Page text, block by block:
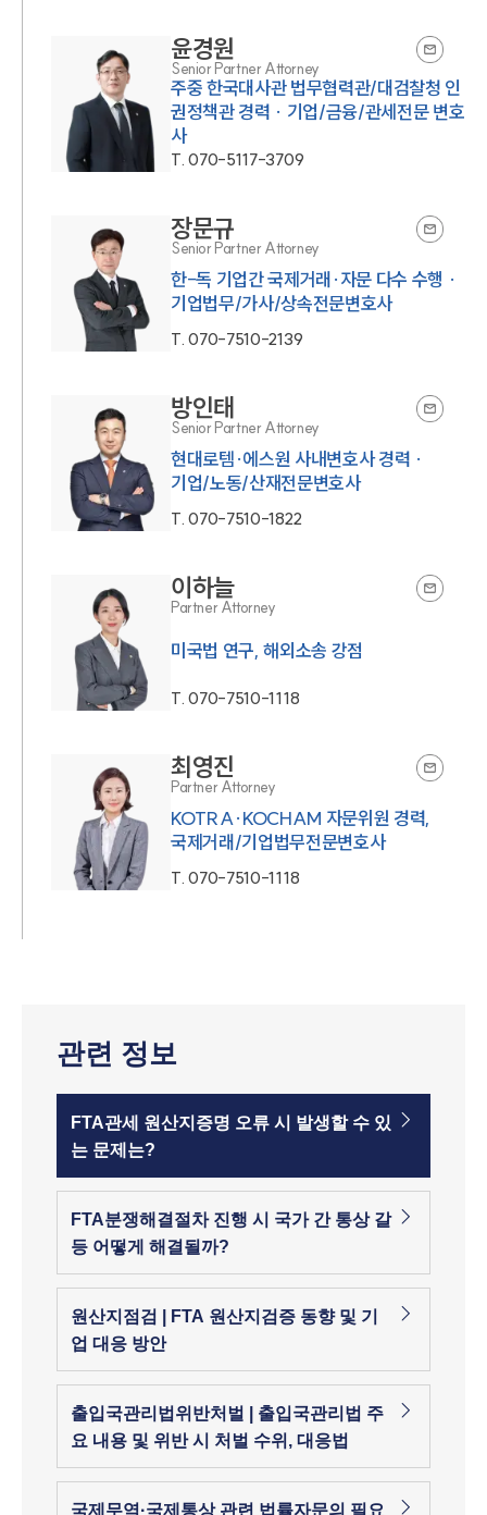
윤경원
Senior Partner Attorney
주중 한국대사관 법무협력관/대검찰청 인
권정책관 경력 · 기업/금융/관세전문 변호
사
T.070-5117-3709
장문규
Senior Partner Attorney
한-독 기업간 국제거래·자문 다수 수행 ·
기업법무/가사/상속전문변호사
T.070-7510-2139
방인태
Senior Partner Attorney
현대로템·에스원 사내변호사 경력 ·
기업/노동/산재전문변호사
T.070-7510-1822
이하늘
Partner Attorney
미국법 연구, 해외소송 강점
T.070-7510-1118
최영진
Partner Attorney
KOTRA·KOCHAM 자문위원 경력,
국제거래/기업법무전문변호사
T.070-7510-1118
관련 정보
FTA관세 원산지증명 오류 시 발생할 수 있
는 문제는?
FTA분쟁해결절차 진행 시 국가 간 통상 갈
등 어떻게 해결될까?
원산지점검 | FTA 원산지검증 동향 및 기
업 대응 방안
출입국관리법위반처벌 | 출입국관리법 주
요 내용 및 위반 시 처벌 수위, 대응법
국제무역·국제통상 관련 법률자문의 필요